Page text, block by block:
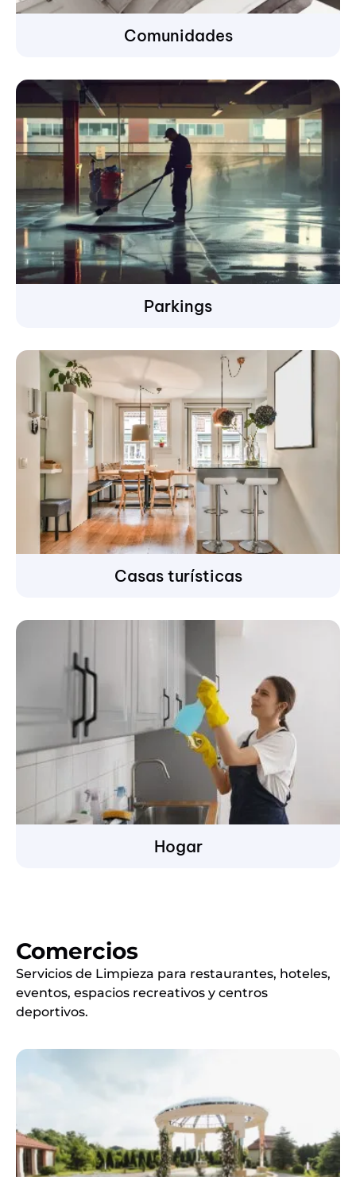
Comunidades
Parkings
Casas turísticas
Hogar
Comercios
Servicios de Limpieza para restaurantes, hoteles,
eventos, espacios recreativos y centros
deportivos.